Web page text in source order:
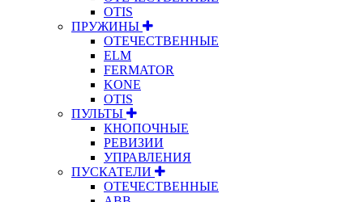
OTIS
ПРУЖИНЫ
ОТЕЧЕСТВЕННЫЕ
ELM
FERMATOR
KONE
OTIS
ПУЛЬТЫ
КНОПОЧНЫЕ
РЕВИЗИИ
УПРАВЛЕНИЯ
ПУСКАТЕЛИ
ОТЕЧЕСТВЕННЫЕ